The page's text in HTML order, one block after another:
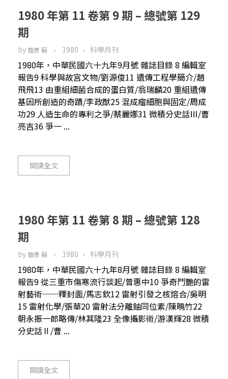
1980 年第 11 卷第 9 期 – 總號第 129
期
by 裔彥 蘇 1980 科學月刊
1980年，中華民國六十九年9月號 雜誌目錄 8 編輯室
報告9 科學與故宮文物/劉源俊11 遺傳工程學簡介/趙
飛飛13 由重組細菌合成的蛋白質/翁瑞麟20 重組遺傳
基因所創造的奇蹟/李政猷25 混成瘤細胞與固定/周成
功29 人造生命的專利之爭/蔡麗娜31 微積分史話Ⅲ/曹
亮吉36 爭一 ...
閱讀全文
1980 年第 11 卷第 8 期 – 總號第 128
期
by 裔彥 蘇 1980 科學月刊
1980年，中華民國六十九年8月號 雜誌目錄 8 編輯室
報告9 從三重市傷寒流行談起/曾惠中10 爭奇鬥艷的雷
射藝術──釋封面/馬志欽12 雷射引發之核熔合/吳明
15 雷射化學/張華20 雷射法分離鈾同位素/陳曉竹22
朝永振一郎略傳/林其隆23 全像攝影術/游漢輝28 微積
分史話Ⅱ/曹 ...
閱讀全文